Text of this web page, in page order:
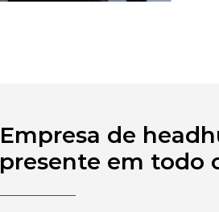
Empresa de
presente em todo